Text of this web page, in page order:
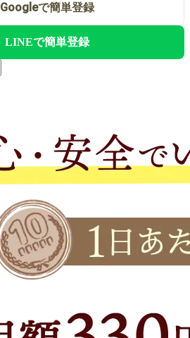
Googleで簡単登録
LINEで簡単登録